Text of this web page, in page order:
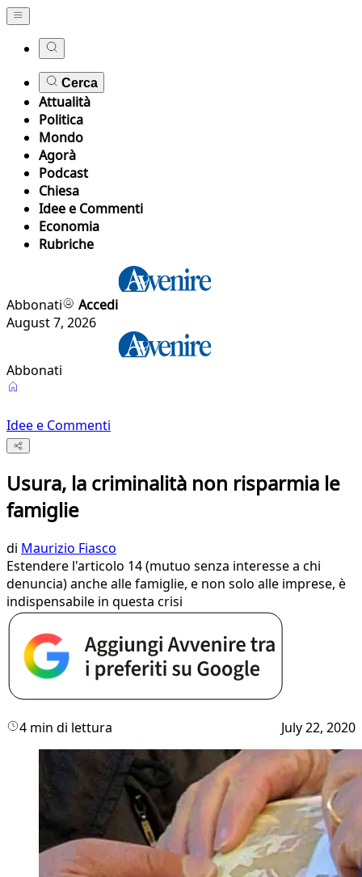
Cerca
Attualità
Politica
Mondo
Agorà
Podcast
Chiesa
Idee e Commenti
Economia
Rubriche
Abbonati
Accedi
August 7, 2026
Abbonati
Idee e Commenti
Usura, la criminalità non risparmia le
famiglie
di Maurizio Fiasco
Estendere l'articolo 14 (mutuo senza interesse a chi
denuncia) anche alle famiglie, e non solo alle imprese, è
indispensabile in questa crisi
4 min di lettura July 22, 2020